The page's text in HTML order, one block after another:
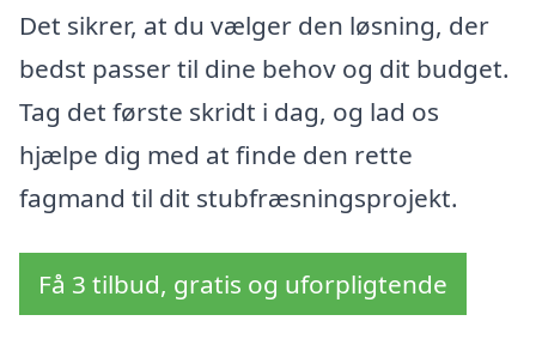
Det sikrer, at du vælger den løsning, der
bedst passer til dine behov og dit budget.
Tag det første skridt i dag, og lad os
hjælpe dig med at finde den rette
fagmand til dit stubfræsningsprojekt.
Få 3 tilbud, gratis og uforpligtende